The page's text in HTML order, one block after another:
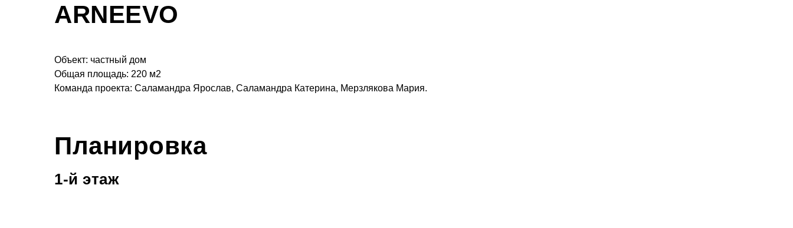
ARNEEVO
Объект: частный дом
Общая площадь: 220 м2
Команда проекта: Саламандра Ярослав, Саламандра Катерина, Мерзлякова Мария.
Планировка
1-й этаж